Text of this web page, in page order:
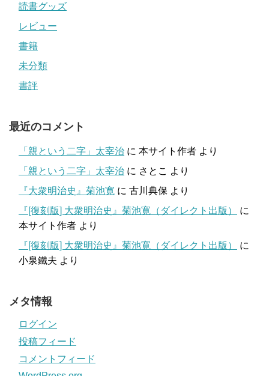
読書グッズ
レビュー
書籍
未分類
書評
最近のコメント
「親という二字」太宰治 に 本サイト作者 より
「親という二字」太宰治 に さとこ より
『大衆明治史』菊池寛 に 古川典保 より
『[復刻版] 大衆明治史』菊池寛（ダイレクト出版）
に
本サイト作者 より
『[復刻版] 大衆明治史』菊池寛（ダイレクト出版）
に
小泉鐵夫 より
メタ情報
ログイン
投稿フィード
コメントフィード